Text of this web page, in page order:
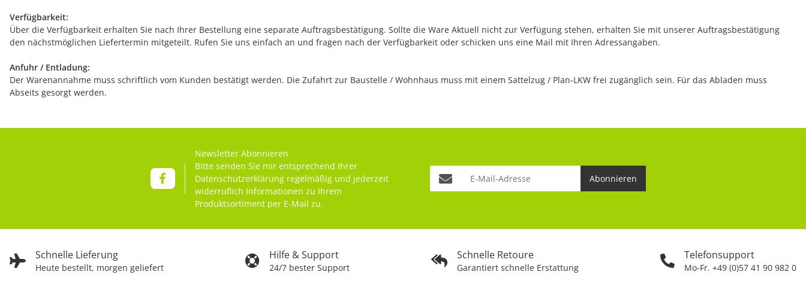
Verfügbarkeit:
Über die Verfügbarkeit erhalten Sie nach Ihrer Bestellung eine separate Auftragsbestätigung. Sollte die Ware Aktuell nicht zur Verfügung stehen, erhalten Sie mit unserer Auftragsbestätigung
den nächstmöglichen Liefertermin mitgeteilt. Rufen Sie uns einfach an und fragen nach der Verfügbarkeit oder schicken uns eine Mail mit Ihren Adressangaben.
Anfuhr / Entladung:
Der Warenannahme muss schriftlich vom Kunden bestätigt werden. Die Zufahrt zur Baustelle / Wohnhaus muss mit einem Sattelzug / Plan-LKW frei zugänglich sein. Für das Abladen muss
Abseits gesorgt werden.
Schnelle Lieferung
Heute bestellt, morgen geliefert
Hilfe & Support
24/7 bester Support
Schnelle Retoure
Garantiert schnelle Erstattung
Telefonsupport
Mo-Fr. +49 (0)57 41 90 982 0
Newsletter Abonnieren
Bitte senden Sie mir entsprechend Ihrer
Datenschutzerklärung regelmäßig und jederzeit
widerruflich Informationen zu Ihrem
Produktsortiment per E-Mail zu.
Abonnieren